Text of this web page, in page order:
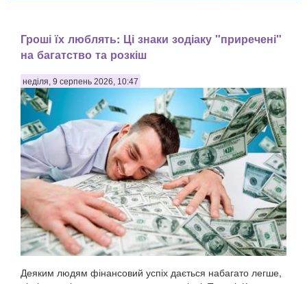
Гроші їх люблять: Ці знаки зодіаку "приречені"
на багатство та розкіш
неділя, 9 серпень 2026, 10:47
Деяким людям фінансовий успіх дається набагато легше,